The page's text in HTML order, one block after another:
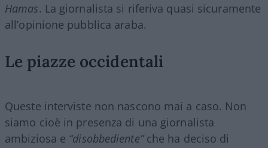
Hamas. La giornalista si riferiva quasi sicuramente
all’opinione pubblica araba.
Le piazze occidentali
Queste interviste non nascono mai a caso. Non
siamo cioè in presenza di una giornalista
ambiziosa e “disobbediente”che ha deciso di